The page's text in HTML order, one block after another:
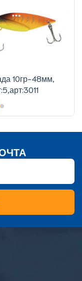
10гр-48мм,